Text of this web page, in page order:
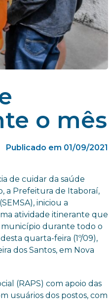
o mês
Publicado em 01/09/2021
de cuidar da saúde
a Prefeitura de Itaboraí,
iniciou a
atividade itinerante que
município durante todo o
quarta-feira (1º/09),
dos Santos, em Nova
(RAPS) com apoio das
usuários dos postos, com